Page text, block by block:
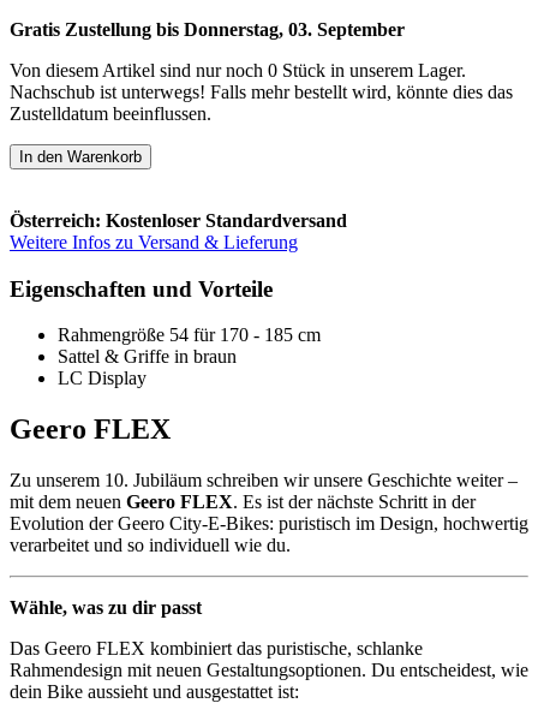
Gratis Zustellung bis Donnerstag, 03. September
Von diesem Artikel sind nur noch 0 Stück in unserem Lager.
Nachschub ist unterwegs! Falls mehr bestellt wird, könnte dies das
Zustelldatum beeinflussen.
In den Warenkorb
Österreich: Kostenloser Standardversand
Weitere Infos zu Versand & Lieferung
Eigenschaften und Vorteile
Rahmengröße 54 für 170 - 185 cm
Sattel & Griffe in braun
LC Display
Geero FLEX
Zu unserem 10. Jubiläum schreiben wir unsere Geschichte weiter –
mit dem neuen Geero FLEX. Es ist der nächste Schritt in der
Evolution der Geero City-E-Bikes: puristisch im Design, hochwertig
verarbeitet und so individuell wie du.
Wähle, was zu dir passt
Das Geero FLEX kombiniert das puristische, schlanke
Rahmendesign mit neuen Gestaltungsoptionen. Du entscheidest, wie
dein Bike aussieht und ausgestattet ist: